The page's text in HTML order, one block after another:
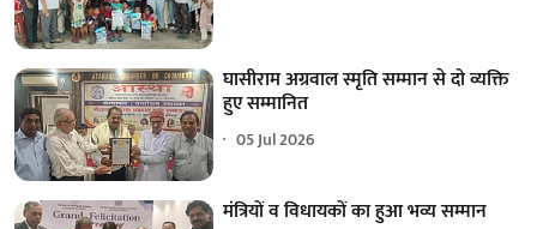
घासीराम अग्रवाल स्मृति सम्मान से दो व्यक्ति
हुए सम्मानित
05 Jul 2026
मंत्रियों व विधायकों का हुआ भव्य सम्मान